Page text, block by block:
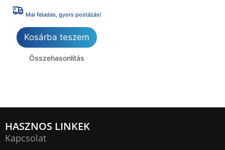
Mai feladás, gyors postázás!
Kosárba teszem
Összehasonlítás
HASZNOS LINKEK
Kapcsolat